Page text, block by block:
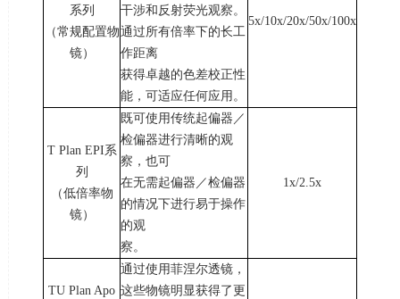
系列
（常规配置物
镜）
干涉和反射荧光观察。
通过所有倍率下的长工
作距离
获得卓越的色差校正性
能，可适应任何应用。
5x/10x/20x/50x/100x
T Plan EPI系
列
（低倍率物
镜）
既可使用传统起偏器／
检偏器进行清晰的观
察，也可
在无需起偏器／检偏器
的情况下进行易于操作
的观
察。
1x/2.5x
TU Plan Apo
通过使用菲涅尔透镜，
这些物镜明显获得了更